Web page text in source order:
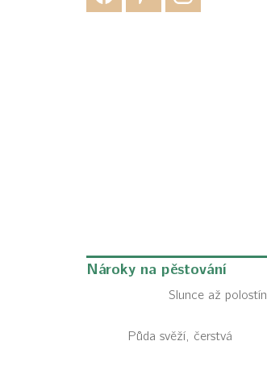
Nároky na pěstování
Slunce až polostín
Půda svěží, čerstvá